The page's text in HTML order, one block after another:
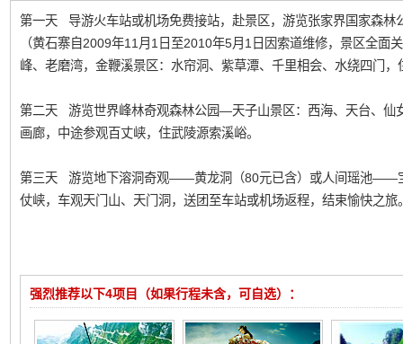
第一天 导游火车站或机场免费接站，赴景区，游览张家界国家森林
（黄石寨自2009年11月1日至2010年5月1日因索道维修，景区全面
峰、老磨湾，金鞭溪景区：水帘洞、紫草潭、千里相会、水绕四门，
第二天 游览世界峰林奇观森林公园—天子山景区：西海、天台、仙
画廊，中途参观百丈峡，住武陵源索溪峪。
第三天 游览地下溶洞奇观——黄龙洞（80元已含）或人间瑶池——
仗峡，车观天门山、天门洞，送团至车站或机场返程，结束愉快之旅
强烈推荐以下4项目（如果行程未含，可自选）：